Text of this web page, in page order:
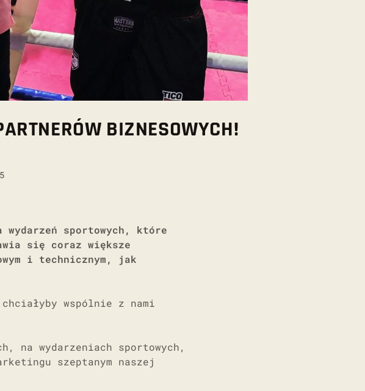
BIZNESOWYCH!
sportowych, które
się coraz większe
i technicznym, jak
wspólnie z nami
na wydarzeniach sportowych,
szeptanym naszej